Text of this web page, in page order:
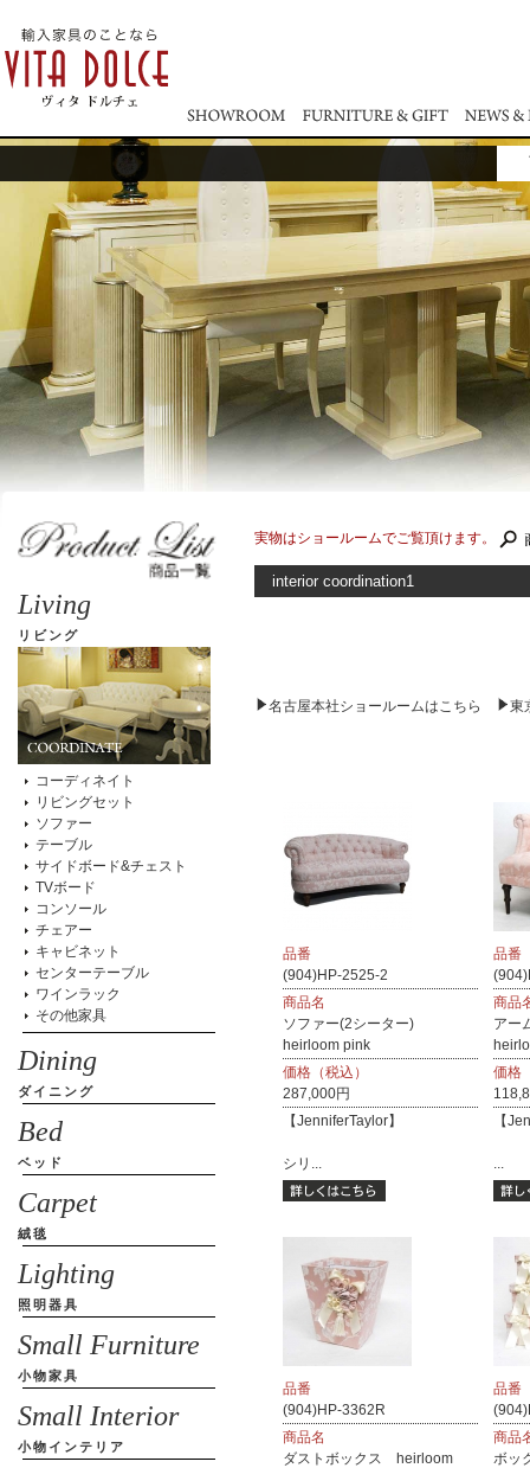
実物はショールームでご覧頂けます。
interior coordination1
名古屋本社ショールームはこちら 東
品番
(904)HP-2525-2
商品名
ソファー(2シーター)
heirloom pink
価格（税込）
287,000円
【JenniferTaylor】
シリ...
品番
商品
アー
価格
【
...
品番
(904)HP-3362R
商品名
ダストボックス heirloom
品番
商品
ボッ
Living
リビング
コーディネイト
リビングセット
ソファー
テーブル
サイドボード&チェスト
TVボード
コンソール
チェアー
キャビネット
センターテーブル
ワインラック
その他家具
Dining
ダイニング
Bed
ベッド
Carpet
絨毯
Lighting
照明器具
Small Furniture
小物家具
Small Interior
小物インテリア